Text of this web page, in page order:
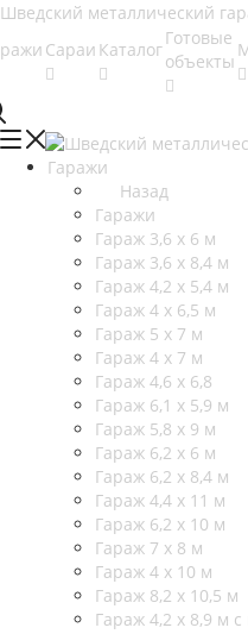
Сараи Каталог
Готовые
объекты
Гаражи
Назад
Гаражи
Гараж 3,6 х 6 м
Гараж 3,6 х 8,4 м
Гараж 4,2 х 5,4 м
Гараж 4 х 6,5 м
Гараж 5 х 7 м
Гараж 4 х 7 м
Гараж 4,6 х 6,8
Гараж 6,1 х 5,9 м
Гараж 5,8 х 9 м
Гараж 6,2 х 6 м
Гараж 6,2 х 8,4 м
Гараж 4,4 х 11 м
Гараж 6,2 х 10 м
Гараж 7 х 8 м
Гараж 4 х 10 м
Гараж 8,2 х 10,5 м
Гараж 4,2 х 8,9 м